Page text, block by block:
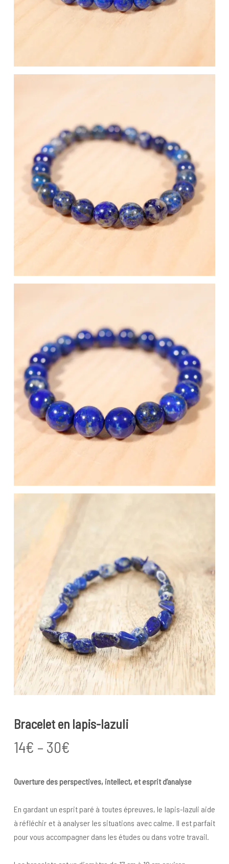
Bracelet en lapis-lazuli
14€ – 30€
14€
through
30€
Ouverture des perspectives, intellect, et esprit d’analyse
En gardant un esprit paré à toutes épreuves, le lapis-lazuli aide
à réfléchir et à analyser les situations avec calme. Il est parfait
pour vous accompagner dans les études ou dans votre travail.